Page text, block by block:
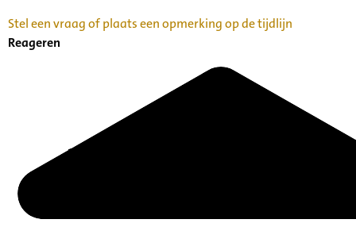
Stel een vraag of plaats een opmerking op de tijdlijn
Reageren